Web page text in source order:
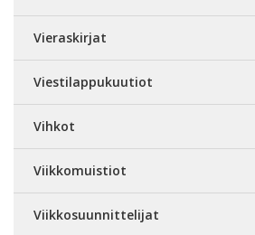
Vieraskirjat
Viestilappukuutiot
Vihkot
Viikkomuistiot
Viikkosuunnittelijat